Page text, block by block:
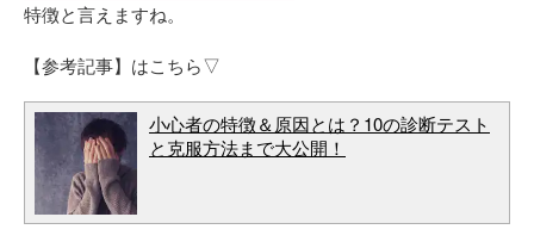
特徴と言えますね。
【参考記事】はこちら▽
小心者の特徴＆原因とは？10の診断テスト
と克服方法まで大公開！